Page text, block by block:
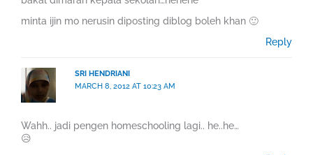
minta ijin mo nerusin diposting diblog boleh khan 🙂
Reply
SRI HENDRIANI
MARCH 8, 2012 AT 10:23 AM
Wahh.. jadi pengen homeschooling lagi.. he..he…
😥